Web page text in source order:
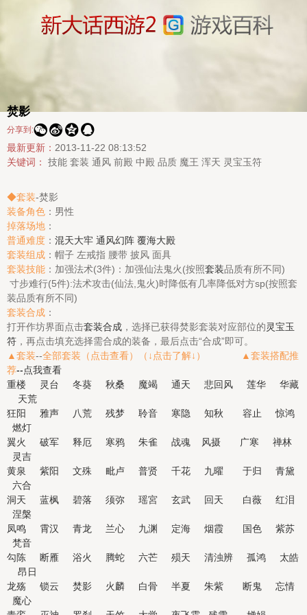
焚影
分享到: 
最新更新： 2013-11-22 08:13:52
关键词： 技能 套装 通风 前殿 中殿 品质 魔王 浑天 灵宝玉符
◆套装-焚影
装备角色 ：男性
掉落场地 ：
普通难度 ： 混天大牢 通风幻阵 覆海大殿
套装组成 ：帽子 左戒指 腰带 披风 面具
套装技能 ：加强法术(3件)：加强仙法鬼火(按照套装品质有所不同)
寸步难行(5件):法术攻击(仙法,鬼火)时降低有几率降低对方sp(按照套
装品质有所不同)
套装合成 ：
打开作坊界面点击套装合成 ，选择已获得焚影套装对应部位的灵宝玉
符 ，再点击填充选择需合成的装备，最后点击“合成”即可。
▲套装--全部套装（点击查看）（↓点击了解↓） ▲套装搭配推
荐--点我查看
重楼
灵台 冬葵 秋桑 魔竭 通天 悲回风 莲华
华藏
天荒
狂阳
雅声 八荒 残梦 聆音 寒隐 知秋 容止
惊鸿
燃灯
翼火
破军 释厄 寒鸦 朱雀 战魂 风摄 广寒
禅林
灵吉
黄泉
紫阳 文殊 毗卢 普贤 千花 九曜 于归
青黛
六合
洞天
蓝枫 碧落 须弥 瑶宮 玄武 回天 白薇
红泪
涅槃
凤鸣
霄汉 青龙 兰心 九渊 定海 烟霞 国色
紫苏
梵音
勾陈
断雁 浴火 腾蛇 六芒 殒天 清浊辨 孤鸿
太皓
昂日
龙殇
锁云 焚影 火麟 白骨 半夏 朱紫 断鬼
忘情
魔心